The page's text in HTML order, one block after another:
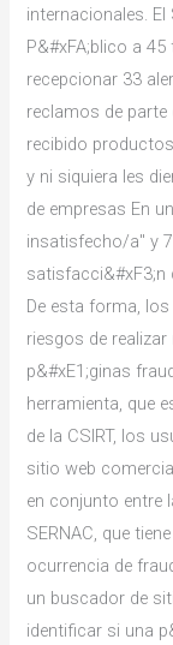
internacionales. El
P&#xFA;blico a
recepcionar 33
reclamos de parte
recibido
y ni siquiera les
de empresas En
insatisfecho/a" y
satisfacci&#xF3;n
De esta forma,
riesgos de
p&#xE1;ginas
herramienta, que
de la CSIRT, los
sitio web
en conjunto entre
SERNAC, que
ocurrencia de
un buscador de
identificar si una